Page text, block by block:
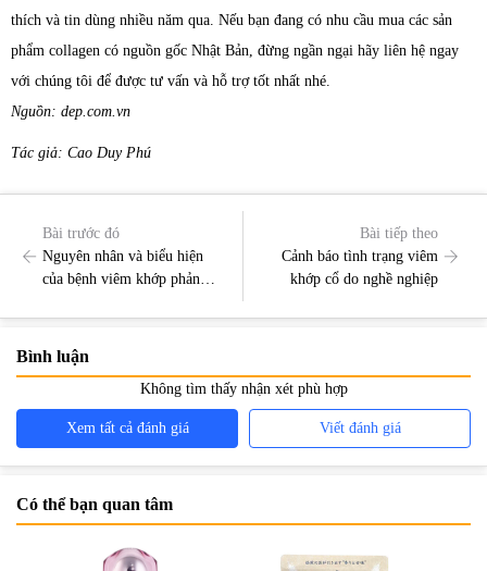
thích và tin dùng nhiều năm qua. Nếu bạn đang có nhu cầu mua các sản
phẩm collagen có nguồn gốc Nhật Bản, đừng ngần ngại hãy liên hệ ngay
với chúng tôi để được tư vấn và hỗ trợ tốt nhất nhé.
Nguồn: dep.com.vn
Tác giả: Cao Duy Phú
Bài trước đó
Nguyên nhân và biểu hiện
của bệnh viêm khớp phản
Bài tiếp theo
Cảnh báo tình trạng viêm
khớp cổ do nghề nghiệp
Bình luận
Không tìm thấy nhận xét phù hợp
Xem tất cả đánh giá Viết đánh giá
Có thể bạn quan tâm